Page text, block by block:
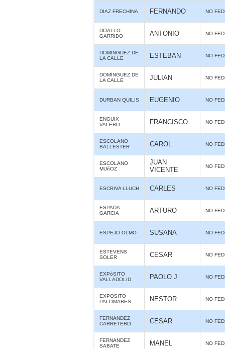
DIAZ FRECHINA FERNANDO NO
DOALLO
GARRIDO
ANTONIO NO
DOMINGUEZ DE
LA CALLE
ESTEBAN NO
DOMINGUEZ DE
LA CALLE
JULIAN NO
DURBAN QUILIS EUGENIO NO
ENGUIX
VALERO
FRANCISCO NO
ESCOLANO
BALLESTER
CAROL NO
ESCOLANO
MUñOZ
JUAN
VICENTE
NO
ESCRIVA LLUCH CARLES NO
ESPADA
GARCIA
ARTURO NO
ESPEJO OLMO SUSANA NO
ESTEVENS
SOLER
CESAR NO
EXPóSITO
VALLADOLID
PAOLO J NO
EXPOSITO
PALOMARES
NESTOR NO
FERNANDEZ
CARRETERO
CESAR NO
FERNANDEZ
SABATE
MANEL NO